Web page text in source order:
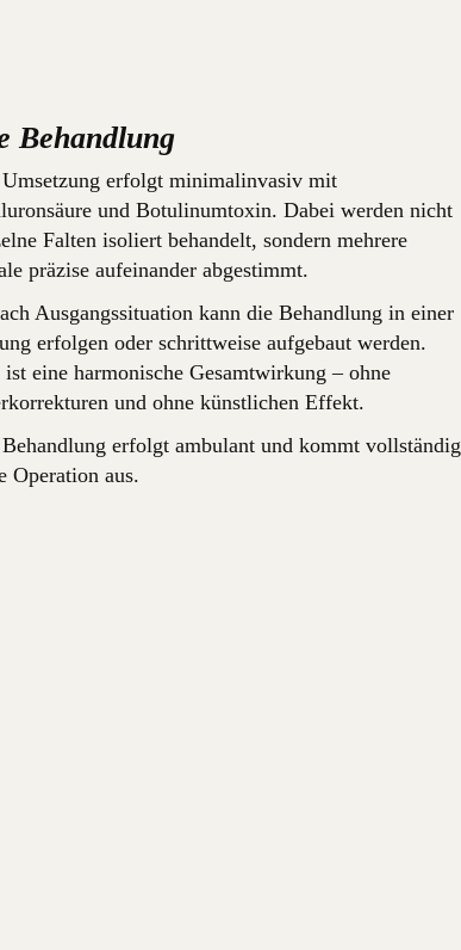
Behandlung
erfolgt minimalinvasiv mit
und Botulinumtoxin. Dabei werden nicht
Falten isoliert behandelt, sondern mehrere
präzise aufeinander abgestimmt.
Ausgangssituation kann die Behandlung in einer
erfolgen oder schrittweise aufgebaut werden.
eine harmonische Gesamtwirkung – ohne
und ohne künstlichen Effekt.
erfolgt ambulant und kommt vollständig
Operation aus.